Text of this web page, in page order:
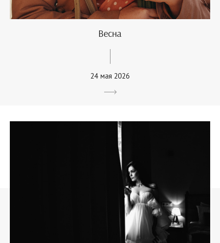
Весна
24 мая 2026